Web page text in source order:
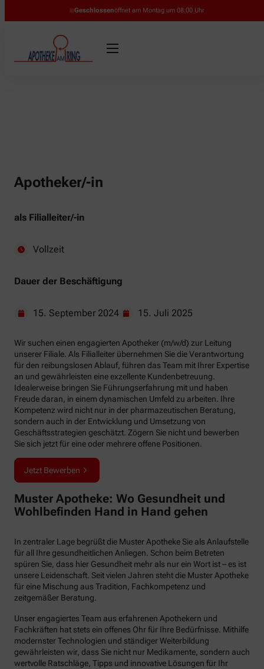
Geschlossenöffnet am Montag um 08:00 Uhr
Apotheker/-in
als Filialleiter/-in
Vollzeit
Dauer der Beschäftigung
15. September 2024 15. Juli 2025
Wir suchen einen engagierten Apotheker (m/w/d) zur Leitung
unserer Filiale. Als Filialleiter übernehmen Sie die Verantwortung
für den reibungslosen Ablauf, führen das Team mit Ihrer Expertise
an und gewährleisten eine exzellente Kundenbetreuung.
Idealerweise bringen Sie Führungserfahrung mit und haben
Freude daran, in einem dynamischen Umfeld zu arbeiten. Ihre
Kompetenz wird nicht nur in der pharmazeutischen Beratung,
sondern auch in der Entwicklung und Umsetzung von
Geschäftsstrategien geschätzt. Zögern Sie nicht und bewerben
Sie sich jetzt für eine oder mehrere offene Positionen.
Jetzt Bewerben
Muster Apotheke: Wo Gesundheit und
Wohlbefinden Hand in Hand gehen
In zentraler Lage begrüßt die Muster Apotheke Sie als Anlaufstelle
für all Ihre gesundheitlichen Anliegen. Schon beim Betreten
spüren Sie, dass hier Gesundheit mehr als nur ein Wort ist – es ist
unsere Leidenschaft. Seit vielen Jahren steht die Muster Apotheke
für eine Mischung aus Tradition, Fachkompetenz und
zeitgemäßer Beratung.
Unser engagiertes Team aus erfahrenen Apothekern und
Fachkräften hat stets ein offenes Ohr für Ihre Bedürfnisse. Mithilfe
modernster Technologien und ständiger Weiterbildung
gewährleisten wir, dass Sie nicht nur Medikamente, sondern auch
wertvolle Ratschläge, Tipps und innovative Lösungen für Ihr